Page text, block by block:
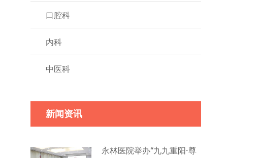
口腔科
内科
中医科
新闻资讯
永林医院举办“九九重阳·尊